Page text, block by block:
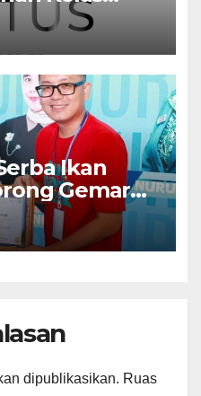
Status
Ikan
Gemar
dipublikasikan. Ruas